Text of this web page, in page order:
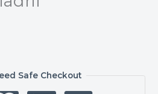
Safe Checkout